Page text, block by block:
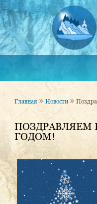
Главная Новости
ПОЗДРАВЛЯЕМ
ГОДОМ!